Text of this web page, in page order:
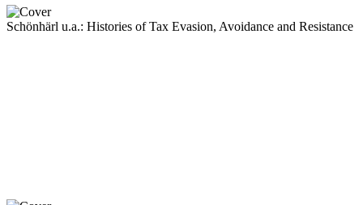
Schönhärl u.a.: Histories of Tax Evasion, Avoidance and Resistance